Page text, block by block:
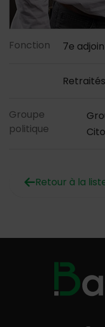
Contenu
Fonction 7e
Groupe
politique
Retour à la